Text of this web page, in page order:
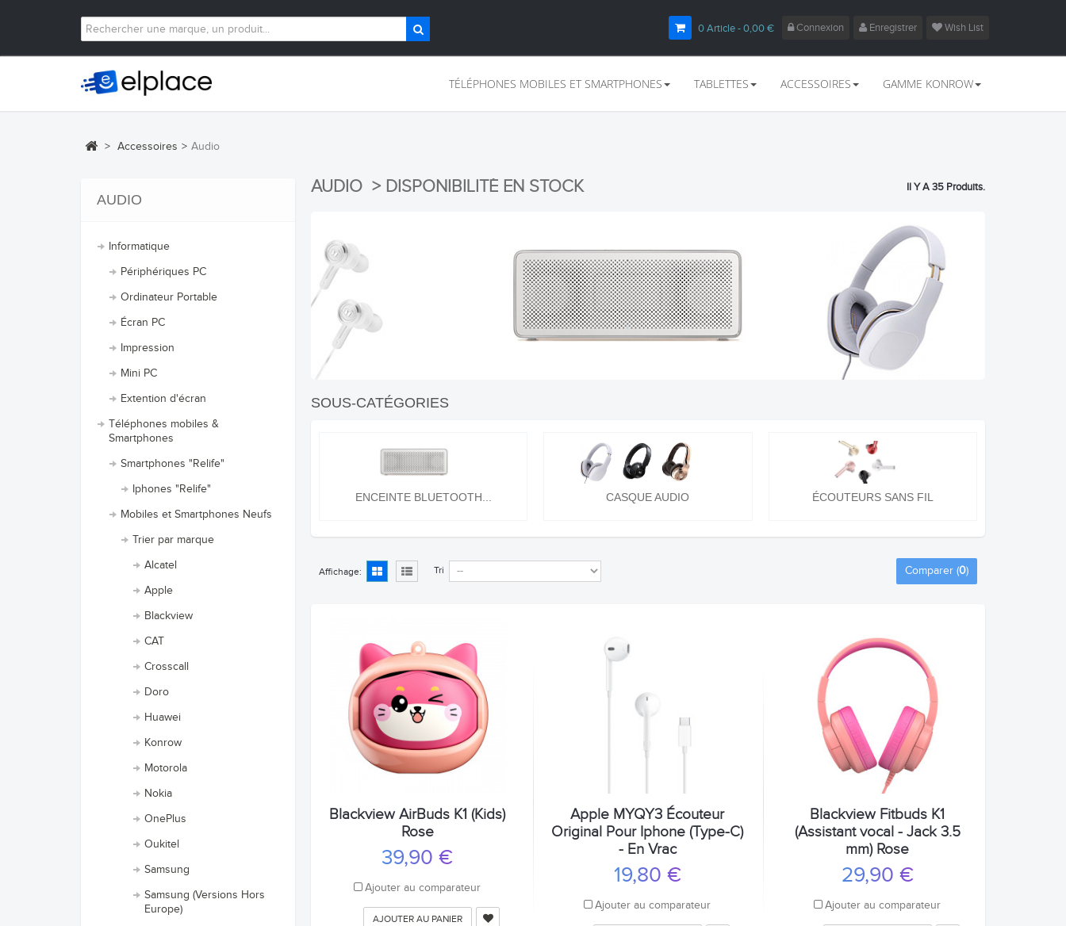
Connexion Enregistrer Wish List
0Article- 0,00 €
TÉLÉPHONES MOBILES ET SMARTPHONES TABLETTES ACCESSOIRES GAMME KONROW
> Accessoires > Audio
AUDIO
Informatique
Périphériques PC
Ordinateur Portable
Écran PC
Impression
Mini PC
Extention d'écran
Téléphones mobiles &
Smartphones
Smartphones "Relife"
Iphones "Relife"
Mobiles et Smartphones Neufs
Trier par marque
Alcatel
Apple
Blackview
CAT
Crosscall
Doro
Huawei
Konrow
Motorola
Nokia
OnePlus
Oukitel
Samsung
Samsung (Versions Hors
Europe)
AUDIO > DISPONIBILITÉ EN STOCK Il Y A 35 Produits.
SOUS-CATÉGORIES
ENCEINTE BLUETOOTH... CASQUE AUDIO ÉCOUTEURS SANS FIL
Affichage: Tri Comparer (0)
Blackview AirBuds K1 (Kids)
Rose
39,90 €
Ajouter au comparateur
AJOUTER AU PANIER
Apple MYQY3 Écouteur
Original Pour Iphone (Type-C)
- En Vrac
19,80 €
Ajouter au comparateur
Blackview Fitbuds K1
(Assistant vocal - Jack 3.5
mm) Rose
29,90 €
Ajouter au comparateur